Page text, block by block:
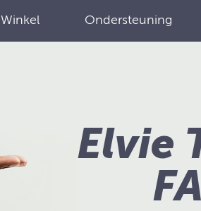
Winkel Ondersteuning
Elvie